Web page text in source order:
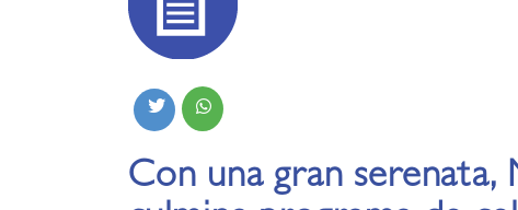
Con una gran serenata,